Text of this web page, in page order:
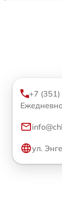
+7
ул.